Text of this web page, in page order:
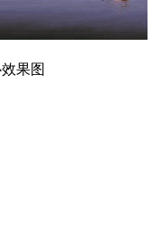
果图